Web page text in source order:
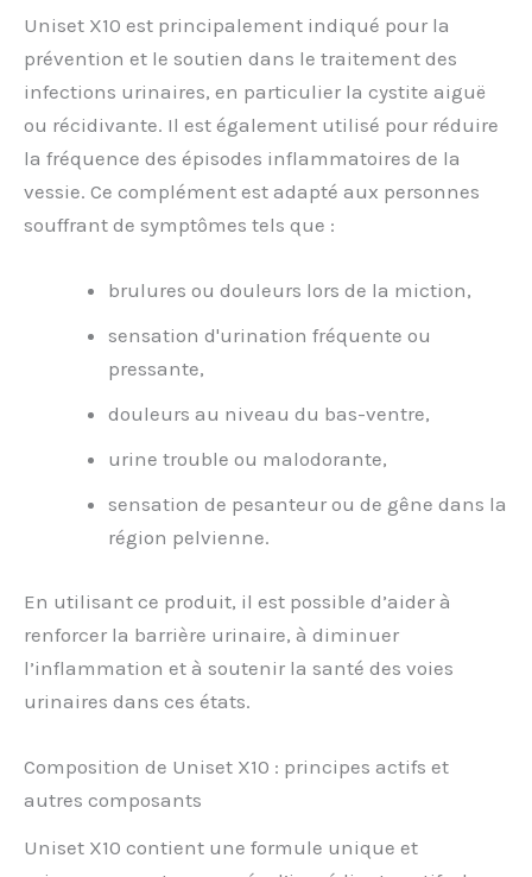
Uniset X10 est principalement indiqué pour la
prévention et le soutien dans le traitement des
infections urinaires, en particulier la cystite aiguë
ou récidivante. Il est également utilisé pour réduire
la fréquence des épisodes inflammatoires de la
vessie. Ce complément est adapté aux personnes
souffrant de symptômes tels que :
brulures ou douleurs lors de la miction,
sensation d'urination fréquente ou
pressante,
douleurs au niveau du bas-ventre,
urine trouble ou malodorante,
sensation de pesanteur ou de gêne dans la
région pelvienne.
En utilisant ce produit, il est possible d’aider à
renforcer la barrière urinaire, à diminuer
l’inflammation et à soutenir la santé des voies
urinaires dans ces états.
Composition de Uniset X10 : principes actifs et
autres composants
Uniset X10 contient une formule unique et